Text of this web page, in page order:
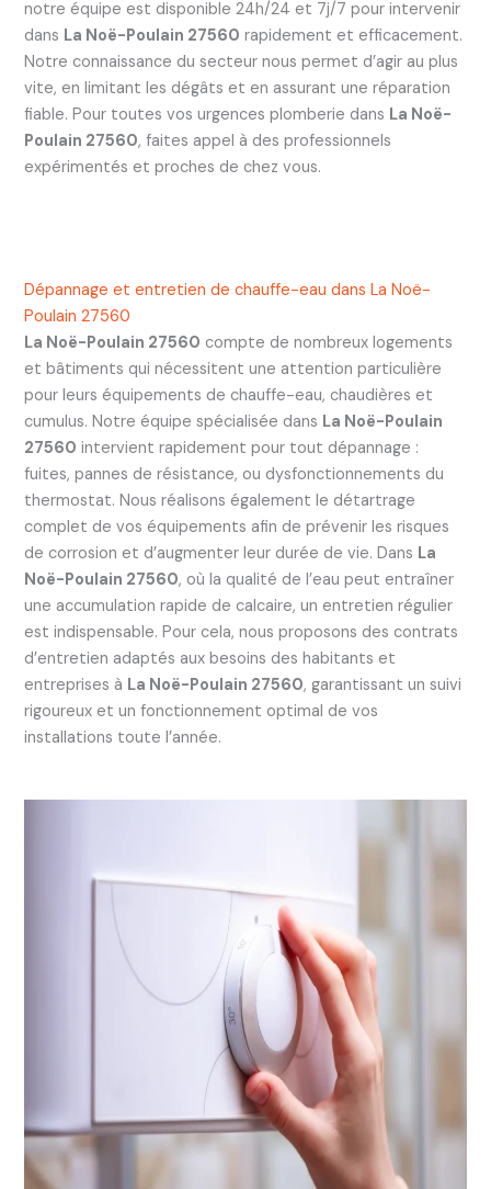
notre équipe est disponible 24h/24 et 7j/7 pour intervenir
dans La Noë-Poulain 27560 rapidement et efficacement.
Notre connaissance du secteur nous permet d’agir au plus
vite, en limitant les dégâts et en assurant une réparation
fiable. Pour toutes vos urgences plomberie dans La Noë-
Poulain 27560, faites appel à des professionnels
expérimentés et proches de chez vous.
Dépannage et entretien de chauffe-eau dans La Noë-
Poulain 27560
La Noë-Poulain 27560 compte de nombreux logements
et bâtiments qui nécessitent une attention particulière
pour leurs équipements de chauffe-eau, chaudières et
cumulus. Notre équipe spécialisée dans La Noë-Poulain
27560 intervient rapidement pour tout dépannage :
fuites, pannes de résistance, ou dysfonctionnements du
thermostat. Nous réalisons également le détartrage
complet de vos équipements afin de prévenir les risques
de corrosion et d’augmenter leur durée de vie. Dans La
Noë-Poulain 27560, où la qualité de l’eau peut entraîner
une accumulation rapide de calcaire, un entretien régulier
est indispensable. Pour cela, nous proposons des contrats
d’entretien adaptés aux besoins des habitants et
entreprises à La Noë-Poulain 27560, garantissant un suivi
rigoureux et un fonctionnement optimal de vos
installations toute l’année.